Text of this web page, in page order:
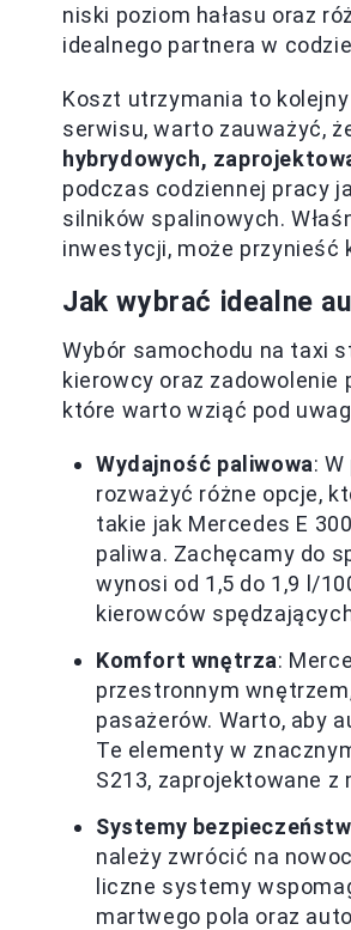
niski poziom hałasu oraz
idealnego partnera w
Koszt utrzymania to
serwisu, warto zauważyć,
hybrydowych,
podczas codziennej pracy
silników spalinowych.
inwestycji, może przynieść
Jak wybrać idealne
Wybór samochodu na taxi
kierowcy oraz zadowolenie
które warto wziąć pod
Wydajność paliwowa:
rozważyć różne opcje,
takie jak Mercedes E
paliwa. Zachęcamy do
wynosi od 1,5 do 1,9 l/
kierowców
Komfort wnętrza:
przestronnym
pasażerów. Warto, aby
Te elementy w
S213, zaprojektowane z
Systemy
należy zwrócić na
liczne systemy
martwego pola oraz